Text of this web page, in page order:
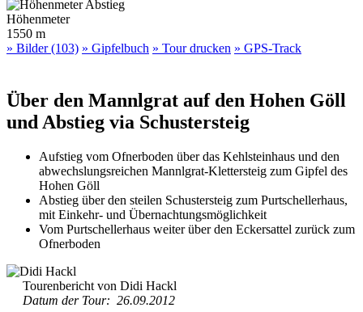
Höhenmeter
1550 m
» Bilder (103) » Gipfelbuch » Tour drucken » GPS-Track
Über den Mannlgrat auf den Hohen Göll
und Abstieg via Schustersteig
Aufstieg vom Ofnerboden über das Kehlsteinhaus und den
abwechslungsreichen Mannlgrat-Klettersteig zum Gipfel des
Hohen Göll
Abstieg über den steilen Schustersteig zum Purtschellerhaus,
mit Einkehr- und Übernachtungsmöglichkeit
Vom Purtschellerhaus weiter über den Eckersattel zurück zum
Ofnerboden
Tourenbericht von Didi Hackl
Datum der Tour: 26.09.2012